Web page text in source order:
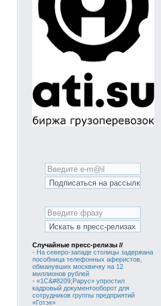
Случайные пресс-релизы //
• На северо-западе столицы задержана
пособница телефонных аферистов,
обманувших москвичку на 12
миллионов рублей
• «1С&#8209;Рарус» упростил
кадровый документооборот для
сотрудников группы предприятий
«Готэк»